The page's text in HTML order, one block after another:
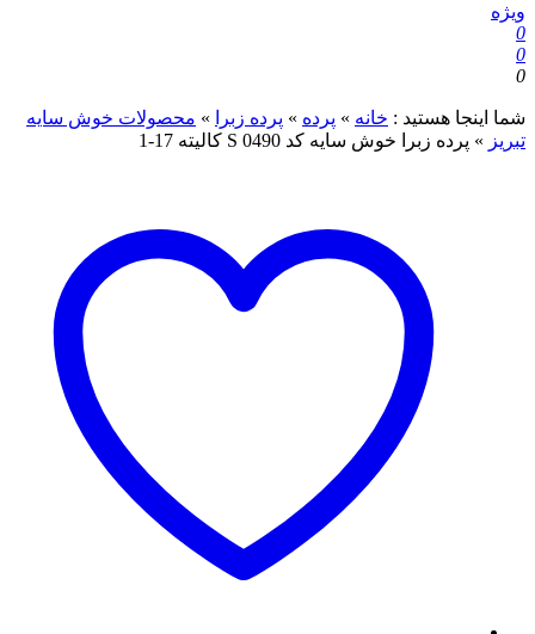
ویژه
0
0
0
شما اینجا هستید : خانه » پرده » پرده زبرا » محصولات خوش سایه
تبریز » پرده زبرا خوش سایه کد S 0490 کالیته 17-1